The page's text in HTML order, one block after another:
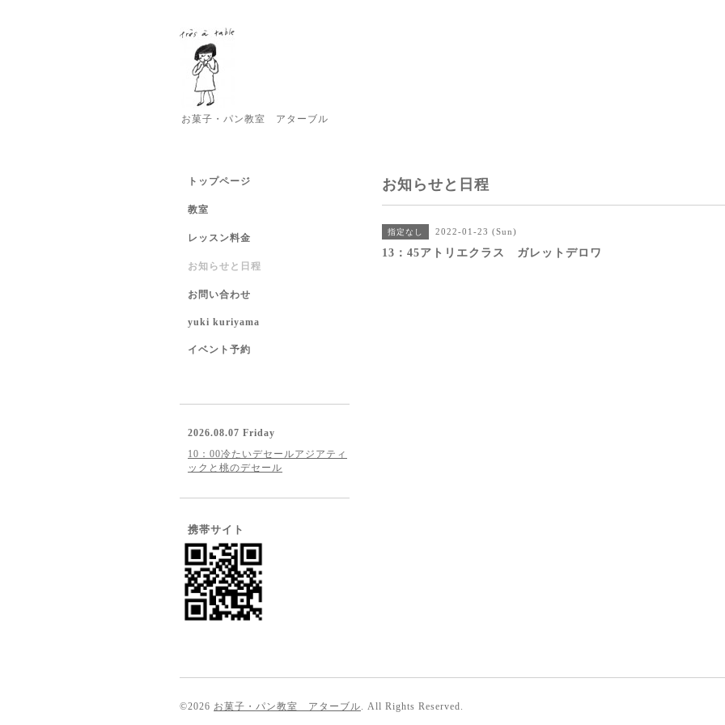
お菓子・パン教室 アターブル
お知らせと日程
指定なし 2022-01-23 (Sun)
13：45アトリエクラス ガレットデロワ
トップページ
教室
レッスン料金
お知らせと日程
お問い合わせ
yuki kuriyama
イベント予約
2026.08.07 Friday
10：00冷たいデセールアジアティ
ックと桃のデセール
携帯サイト
©2026 お菓子・パン教室 アターブル. All Rights Reserved.